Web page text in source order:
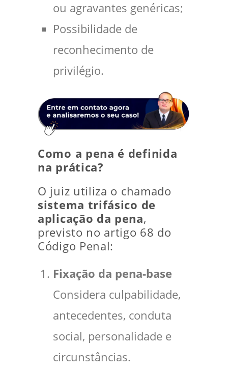
ou agravantes genéricas;
Possibilidade de
reconhecimento de
privilégio.
Como a pena é definida
na prática?
O juiz utiliza o chamado
sistema trifásico de
aplicação da pena,
previsto no artigo 68 do
Código Penal:
Fixação da pena-base
Considera culpabilidade,
antecedentes, conduta
social, personalidade e
circunstâncias.